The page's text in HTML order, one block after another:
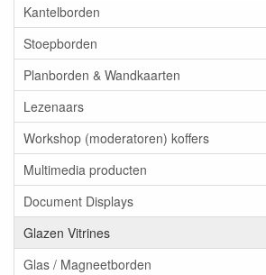
Kantelborden
Stoepborden
Planborden & Wandkaarten
Lezenaars
Workshop (moderatoren) koffers
Multimedia producten
Document Displays
Glazen Vitrines
Glas / Magneetborden